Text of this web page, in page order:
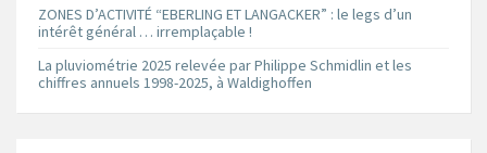
ZONES D’ACTIVITÉ “EBERLING ET LANGACKER” : le legs d’un
intérêt général … irremplaçable !
La pluviométrie 2025 relevée par Philippe Schmidlin et les
chiffres annuels 1998-2025, à Waldighoffen